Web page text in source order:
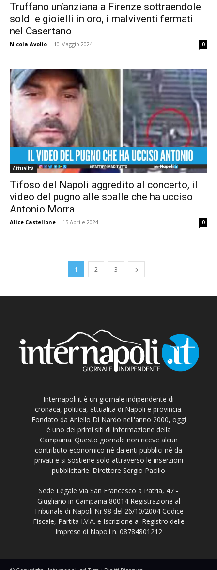
Truffano un’anziana a Firenze sottraendole
soldi e gioielli in oro, i malviventi fermati
nel Casertano
Nicola Avolio - 10 Maggio 2024 0
Attualità
Tifoso del Napoli aggredito al concerto, il
video del pugno alle spalle che ha ucciso
Antonio Morra
Alice Castellone - 15 Aprile 2024 0
1 2 3
Internapoli.it è un giornale indipendente di
cronaca, politica, attualità di Napoli e provincia.
Fondato da Aniello Di Nardo nell'anno 2000, oggi
è uno dei primi siti di informazione della
Campania. Questo giornale non riceve alcun
contributo economico né da enti pubblici né da
privati e si sostiene solo attraverso le inserzioni
pubblicitarie. Direttore Sergio Pacilio
Sede Legale Via San Francesco a Patria, 47 -
Giugliano in Campania 80014 Registrazione al
Tribunale di Napoli Nr.98 del 26/10/2004 Codice
Fiscale, Partita I.V.A. e Iscrizione al Registro delle
Imprese di Napoli n. 08784801212